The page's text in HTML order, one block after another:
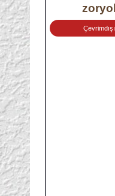
zoryol
Çevrimdışı